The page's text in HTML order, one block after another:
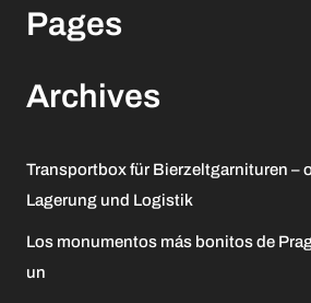
Pages
Archives
Transportbox für Bierzeltgarnituren –
Lagerung und Logistik
Los monumentos más bonitos de
un